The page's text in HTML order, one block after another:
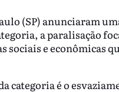
(SP) anunciaram
a paralisação
sociais e econômicas
categoria é o